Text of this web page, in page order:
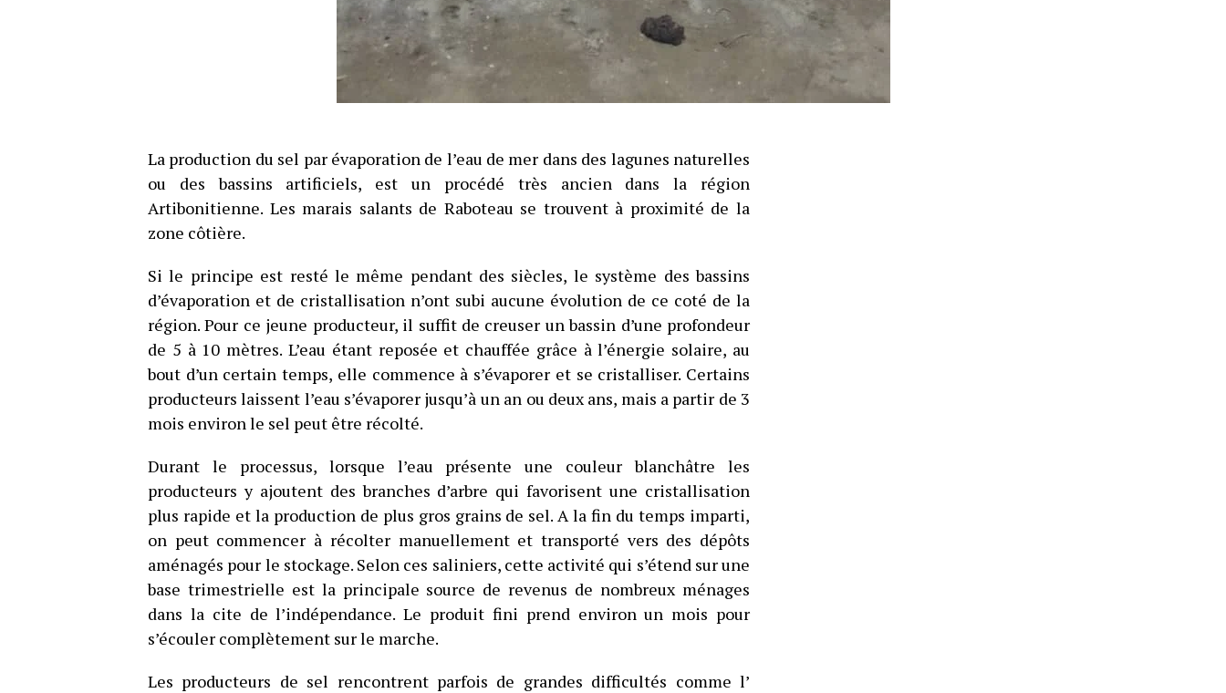
La production du sel par évaporation de l’eau de mer dans des lagunes naturelles
ou des bassins artificiels, est un procédé très ancien dans la région
Artibonitienne. Les marais salants de Raboteau se trouvent à proximité de la
zone côtière.
Si le principe est resté le même pendant des siècles, le système des bassins
d’évaporation et de cristallisation n’ont subi aucune évolution de ce coté de la
région. Pour ce jeune producteur, il suffit de creuser un bassin d’une profondeur
de 5 à 10 mètres. L’eau étant reposée et chauffée grâce à l’énergie solaire, au
bout d’un certain temps, elle commence à s’évaporer et se cristalliser. Certains
producteurs laissent l’eau s’évaporer jusqu’à un an ou deux ans, mais a partir de 3
mois environ le sel peut être récolté.
Durant le processus, lorsque l’eau présente une couleur blanchâtre les
producteurs y ajoutent des branches d’arbre qui favorisent une cristallisation
plus rapide et la production de plus gros grains de sel. A la fin du temps imparti,
on peut commencer à récolter manuellement et transporté vers des dépôts
aménagés pour le stockage. Selon ces saliniers, cette activité qui s’étend sur une
base trimestrielle est la principale source de revenus de nombreux ménages
dans la cite de l’indépendance. Le produit fini prend environ un mois pour
s’écouler complètement sur le marche.
Les producteurs de sel rencontrent parfois de grandes difficultés comme l’